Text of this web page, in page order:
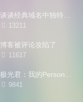
浏览次数:
13211
博客被评论攻陷了
浏览次数:
11617
浏览次数:
9841